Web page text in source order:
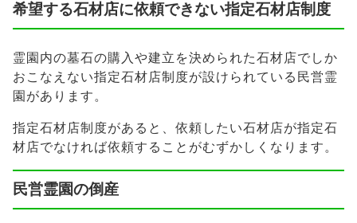
希望する石材店に依頼できない指定石材店制度
霊園内の墓石の購入や建立を決められた石材店でしか
おこなえない指定石材店制度が設けられている民営霊
園があります。
指定石材店制度があると、依頼したい石材店が指定石
材店でなければ依頼することがむずかしくなります。
民営霊園の倒産